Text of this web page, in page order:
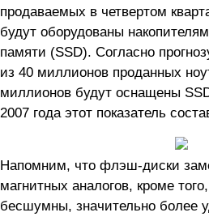
продаваемых в четвертом
будут оборудованы
памяти (SSD). Согласно
из 40 миллионов проданных
миллионов будут оснащены
2007 года этот показатель
Напомним, что флэш-диски
магнитных аналогов, кроме
бесшумны, значительно более